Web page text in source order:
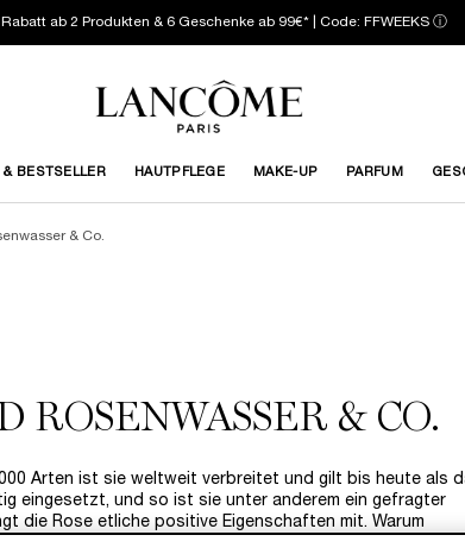
ab 2 Produkten & 6 Geschenke ab 99€* | Code: FFWEEKS ⓘ
& BESTSELLER HAUTPFLEGE MAKE-UP PARFUM
& Co.
ROSENWASSER & CO.
Arten ist sie weltweit verbreitet und gilt bis heute als
eingesetzt, und so ist sie unter anderem ein gefragter
die Rose etliche positive Eigenschaften mit. Warum
Rosen zum Einsatz kommen, erfährst Du hier.